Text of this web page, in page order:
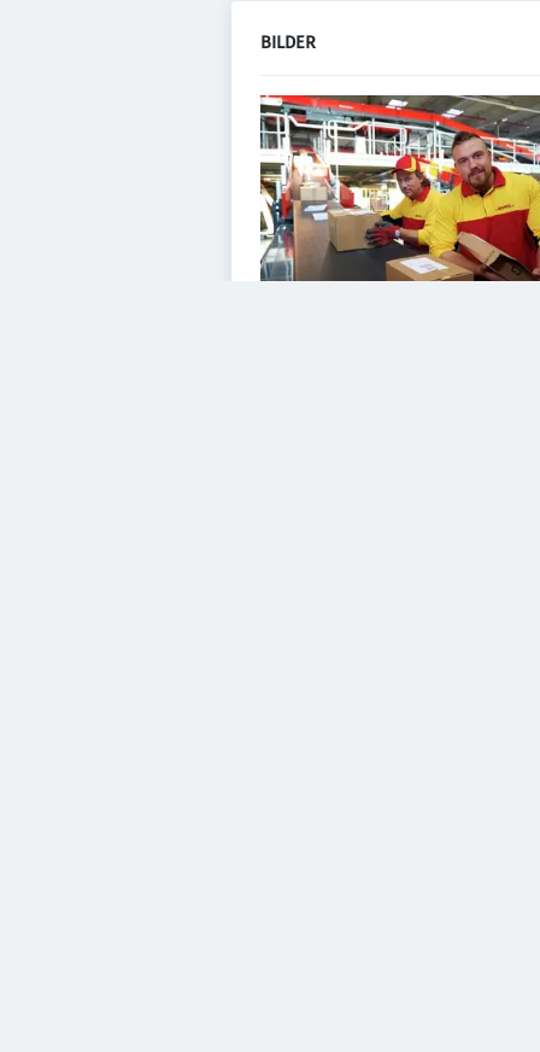
BILDER